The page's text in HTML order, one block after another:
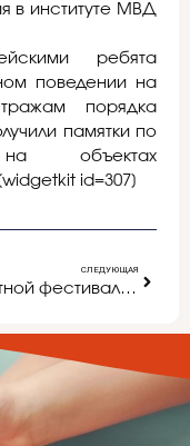
в институте МВД
ребята
поведении на
порядка
памятки по
объектах
id=307]
СЛЕДУЮЩАЯ
Областной фестиваль среди школьных спортивных клубов